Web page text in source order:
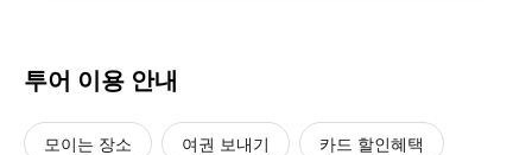
투어 이용 안내
모이는 장소 여권 보내기 카드 할인혜택